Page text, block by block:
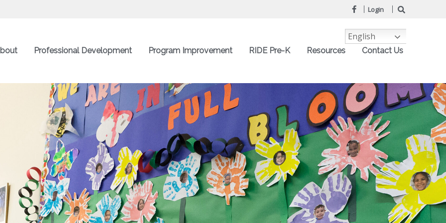
Login
Professional Development Program Improvement RIDE Pre-K Resources Contact Us
English